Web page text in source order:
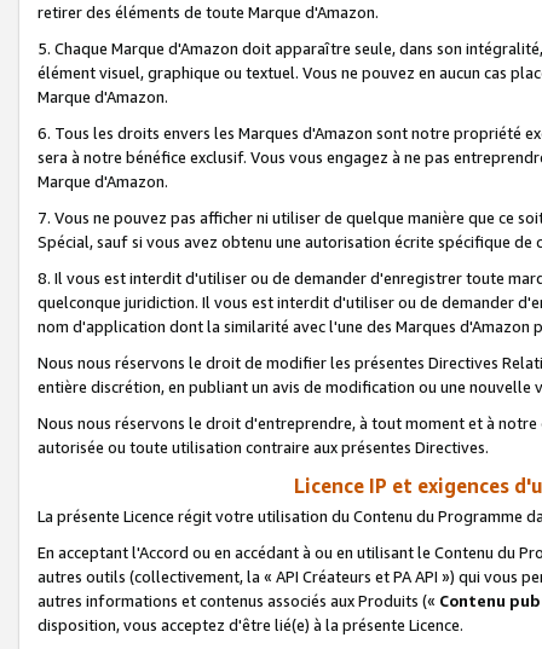
retirer des éléments de toute Marque d'Amazon.
5. Chaque Marque d'Amazon doit apparaître seule, dans son
élément visuel, graphique ou textuel. Vous ne pouvez en aucun cas
Marque d'Amazon.
6. Tous les droits envers les Marques d'Amazon sont notre propriété
sera à notre bénéfice exclusif. Vous vous engagez à ne pas
Marque d'Amazon.
7. Vous ne pouvez pas afficher ni utiliser de quelque manière que ce
Spécial, sauf si vous avez obtenu une autorisation écrite spécifique de
8. Il vous est interdit d'utiliser ou de demander d'enregistrer toute
quelconque juridiction. Il vous est interdit d'utiliser ou de demander
nom d'application dont la similarité avec l'une des Marques
Nous nous réservons le droit de modifier les présentes Directives
entière discrétion, en publiant un avis de modification ou une nouvelle
Nous nous réservons le droit d'entreprendre, à tout moment et à
autorisée ou toute utilisation contraire aux présentes Directives.
Licence IP et exigences
La présente Licence régit votre utilisation du Contenu du Programme
En acceptant l'Accord ou en accédant à ou en utilisant le Contenu du
autres outils (collectivement, la « API Créateurs et PA API ») qui vous
autres informations et contenus associés aux Produits (« Contenu
disposition, vous acceptez d'être lié(e) à la présente Licence.